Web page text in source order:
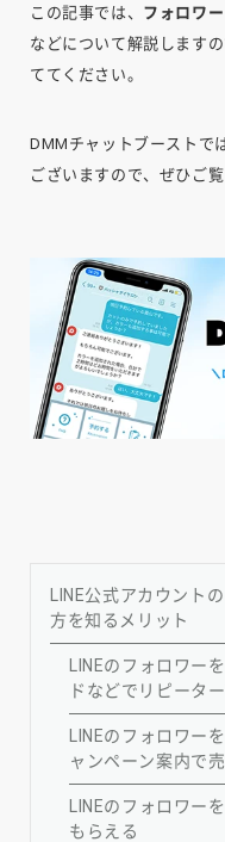
この記事では、 フォロワ
などについて解説します
ててください。
DMMチャットブーストで
ございますので、ぜひご覧
LINE公式アカウント
方を知るメリット
LINEのフォロワー
ドなどでリピータ
LINEのフォロワー
ャンペーン案内で
LINEのフォロワー
もらえる